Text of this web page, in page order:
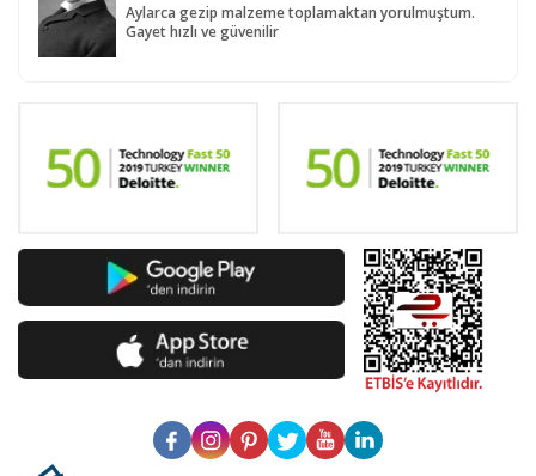
Aylarca gezip malzeme toplamaktan yorulmuştum.
Gayet hızlı ve güvenilir